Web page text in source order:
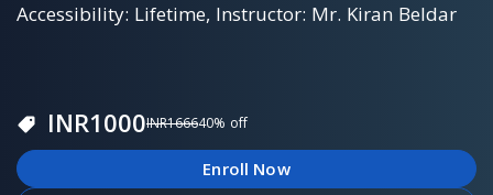
Accessibility: Lifetime, Instructor: Mr. Kiran Beldar
INR1000INR166640% off
Enroll Now